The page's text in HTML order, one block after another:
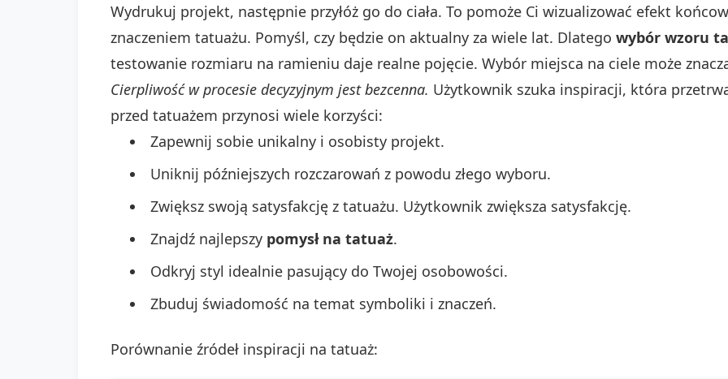
Wydrukuj projekt, następnie przyłóż go do ciała. To pomoże Ci wizualizować efekt
znaczeniem tatuażu. Pomyśl, czy będzie on aktualny za wiele lat. Dlatego wybór wzoru
testowanie rozmiaru na ramieniu daje realne pojęcie. Wybór miejsca na ciele może
Cierpliwość w procesie decyzyjnym jest bezcenna. Użytkownik szuka inspiracji, która
przed tatuażem przynosi wiele korzyści:
Zapewnij sobie unikalny i osobisty projekt.
Uniknij późniejszych rozczarowań z powodu złego wyboru.
Zwiększ swoją satysfakcję z tatuażu. Użytkownik zwiększa satysfakcję.
Znajdź najlepszy pomysł na tatuaż.
Odkryj styl idealnie pasujący do Twojej osobowości.
Zbuduj świadomość na temat symboliki i znaczeń.
Porównanie źródeł inspiracji na tatuaż: